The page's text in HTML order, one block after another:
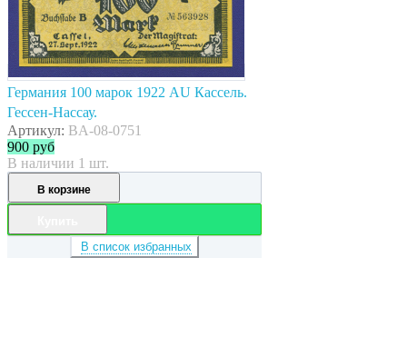
Германия 100 марок 1922 AU Кассель.
Гессен-Нассау.
Артикул: BA-08-0751
900 руб
В наличии 1 шт.
В корзине
В список избранных